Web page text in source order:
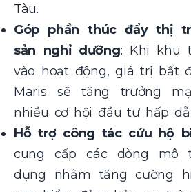
Tàu.
Góp phần thúc đẩy thị
sản nghỉ dưỡng: Khi khu
vào hoạt động, giá trị bất
Maris sẽ tăng trưởng
nhiều cơ hội đầu tư hấp
Hỗ trợ công tác cứu hộ
cung cấp các dòng mô
dụng nhằm tăng cường